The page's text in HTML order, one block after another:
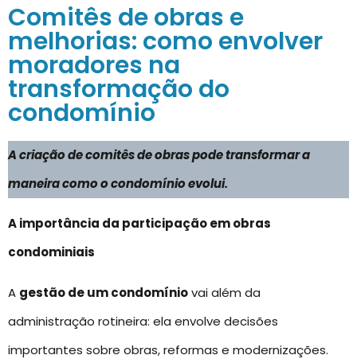
Comitês de obras e
melhorias: como envolver
moradores na
transformação do
condomínio
A criação de comitês de obras pode transformar a
maneira como o condomínio evolui.
A importância da participação em obras
condominiais
A gestão de um condomíniovai além da
administração rotineira: ela envolve decisões
importantes sobre obras, reformas e modernizações.